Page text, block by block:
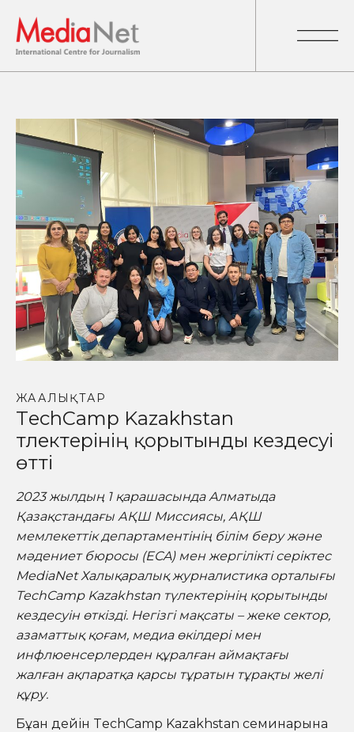
ЖАҢАЛЫҚТАР
TechCamp Kazakhstan
түлектерінің қорытынды кездесуі
өтті
2023 жылдың 1 қарашасында Алматыда
Қазақстандағы АҚШ Миссиясы, АҚШ
мемлекеттік департаментінің білім беру және
мәдениет бюросы (ECA) мен жергілікті серіктес
MediaNet Халықаралық журналистика орталығы
TechCamp Kazakhstan түлектерінің қорытынды
кездесуін өткізді. Негізгі мақсаты – жеке сектор,
азаматтық қоғам, медиа өкілдері мен
инфлюенсерлерден құралған аймақтағы
жалған ақпаратқа қарсы тұратын тұрақты желі
құру.
Бұған дейін TechCamp Kazakhstan семинарына